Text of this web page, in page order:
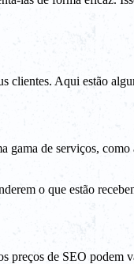
Aqui estão
de serviços,
o que estão
preços de SEO